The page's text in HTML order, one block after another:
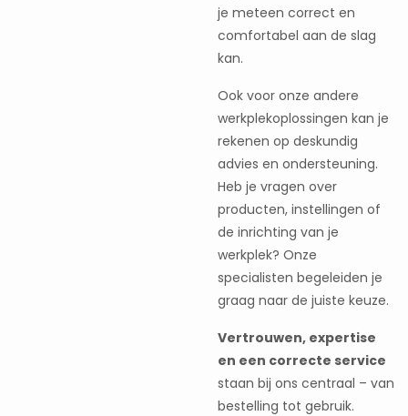
je meteen correct en
comfortabel aan de slag
kan.
Ook voor onze andere
werkplekoplossingen kan je
rekenen op deskundig
advies en ondersteuning.
Heb je vragen over
producten, instellingen of
de inrichting van je
werkplek? Onze
specialisten begeleiden je
graag naar de juiste keuze.
Vertrouwen, expertise
en een correcte service
staan bij ons centraal – van
bestelling tot gebruik.